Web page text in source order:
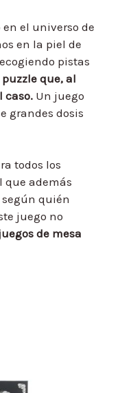
en el universo de
en la piel de
pistas
que, al
caso. Un juego
grandes dosis
todos los
que además
quién
juego no
de mesa